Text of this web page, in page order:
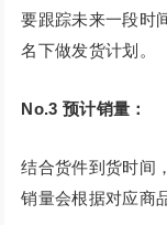
要跟踪未来一段时
名下做发货计划。
No.3 预计销量：
结合货件到货时间
销量会根据对应商